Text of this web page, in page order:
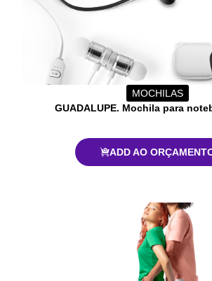
MOCHILAS
GUADALUPE. Mochila para
ADD AO